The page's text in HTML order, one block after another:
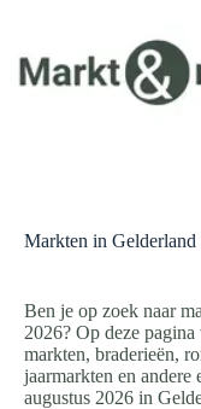
de
inhoud
Markten in Gelderland
Ben je op zoek naar
2026? Op deze
markten, braderieën,
jaarmarkten en andere
augustus 2026 in